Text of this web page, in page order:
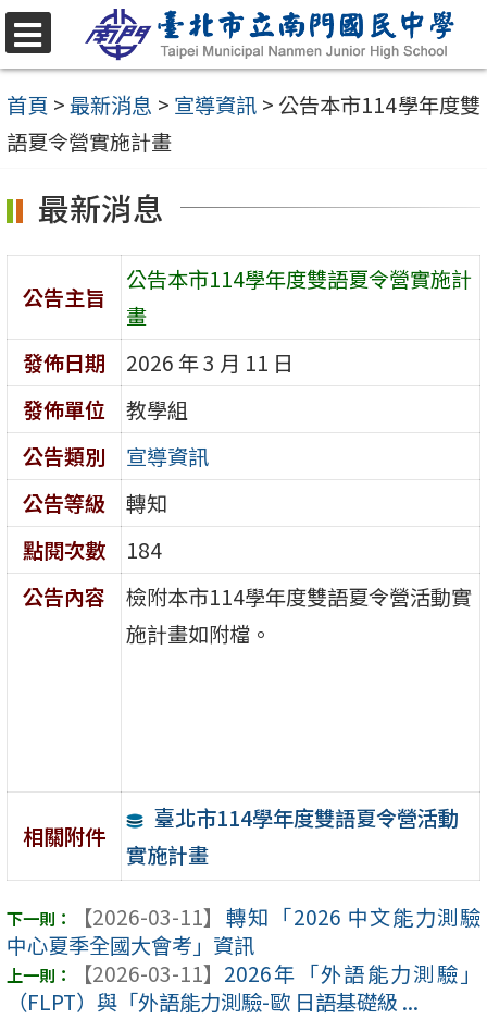
跳
至
主
要
容
選
單
首頁 >最新消息 > 宣導資訊 > 公告本市114學年度雙
語夏令營實施計畫
最新消息
公告主旨
公告本市114學年度雙語夏令營實施計
畫
發佈日期
2026 年 3 月 11 日
發佈單位
教學組
公告類別
宣導資訊
公告等級
轉知
點閱次數
184
公告內容
檢附本市114學年度雙語夏令營活動實
施計畫如附檔。
相關附件
臺北市114學年度雙語夏令營活動
實施計畫
【2026-03-11】 轉知「2026 中文能力測驗
中心夏季全國大會考」資訊
【2026-03-11】 2026年「外語能力測驗」
（FLPT）與「外語能力測驗-歐 日語基礎級 ...